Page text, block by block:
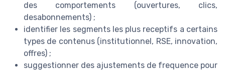
des comportements (ouvertures, clics,
desabonnements) ;
identifier les segments les plus receptifs a certains
types de contenus (institutionnel, RSE, innovation,
offres) ;
suggestionner des ajustements de frequence pour